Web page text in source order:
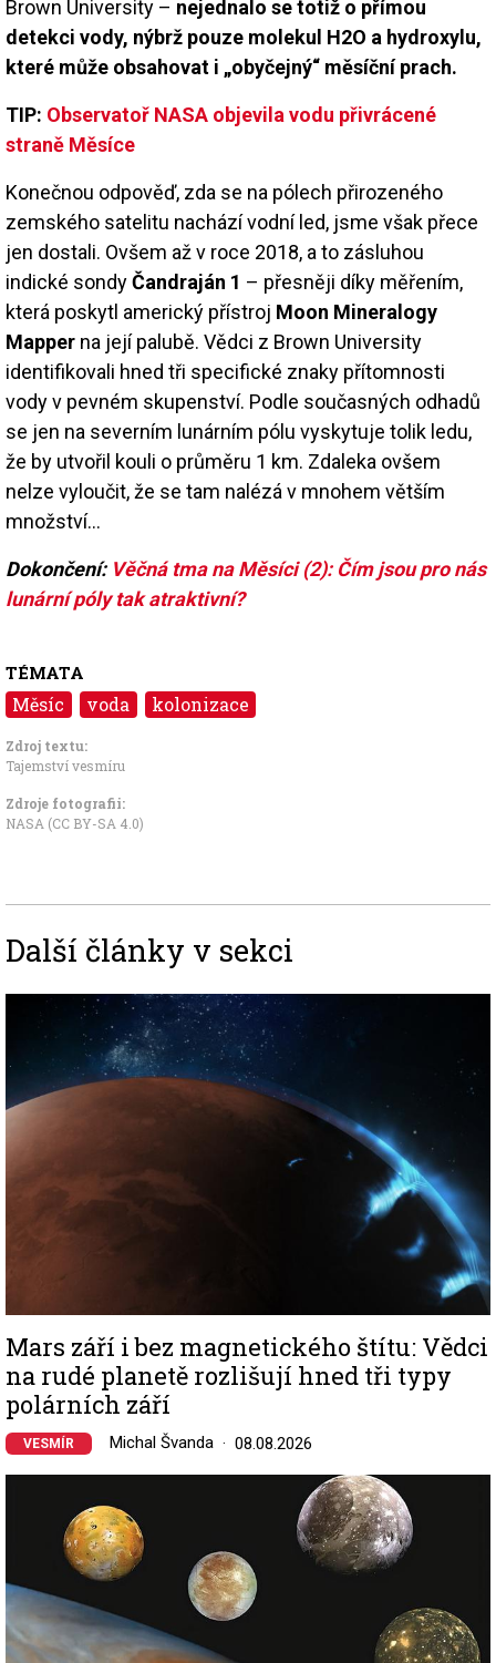
Brown University – nejednalo se totiž o přímou
detekci vody, nýbrž pouze molekul H2O a hydroxylu,
které může obsahovat i „obyčejný“ měsíční prach.
TIP: Observatoř NASA objevila vodu přivrácené
straně Měsíce
Konečnou odpověď, zda se na pólech přirozeného
zemského satelitu nachází vodní led, jsme však přece
jen dostali. Ovšem až v roce 2018, a to zásluhou
indické sondyČandraján 1 – přesněji díky měřením,
která poskytl americký přístroj Moon Mineralogy
Mapper na její palubě. Vědci z Brown University
identifikovali hned tři specifické znaky přítomnosti
vody v pevném skupenství. Podle současných odhadů
se jen na severním lunárním pólu vyskytuje tolik ledu,
že by utvořil kouli o průměru 1 km. Zdaleka ovšem
nelze vyloučit, že se tam nalézá v mnohem větším
množství...
Dokončení: Věčná tma na Měsíci (2): Čím jsou pro nás
lunární póly tak atraktivní?
TÉMATA
Měsíc voda kolonizace
Zdroj textu:
Tajemství vesmíru
Zdroje fotografii:
NASA (CC BY-SA 4.0)
Další články v sekci
Image
Mars září i bez magnetického štítu: Vědci
na rudé planetě rozlišují hned tři typy
polárních září
VESMÍR Michal Švanda 08.08.2026